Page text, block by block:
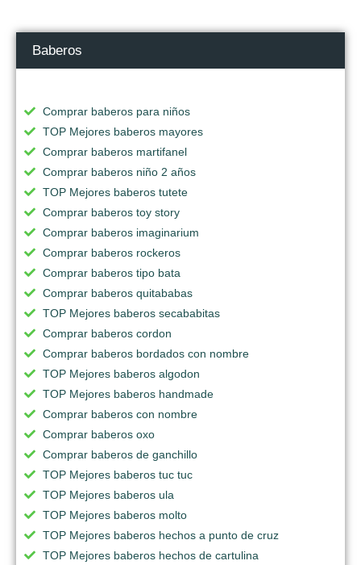
Baberos
Comprar baberos para niños
TOP Mejores baberos mayores
Comprar baberos martifanel
Comprar baberos niño 2 años
TOP Mejores baberos tutete
Comprar baberos toy story
Comprar baberos imaginarium
Comprar baberos rockeros
Comprar baberos tipo bata
Comprar baberos quitababas
TOP Mejores baberos secababitas
Comprar baberos cordon
Comprar baberos bordados con nombre
TOP Mejores baberos algodon
TOP Mejores baberos handmade
Comprar baberos con nombre
Comprar baberos oxo
Comprar baberos de ganchillo
TOP Mejores baberos tuc tuc
TOP Mejores baberos ula
TOP Mejores baberos molto
TOP Mejores baberos hechos a punto de cruz
TOP Mejores baberos hechos de cartulina